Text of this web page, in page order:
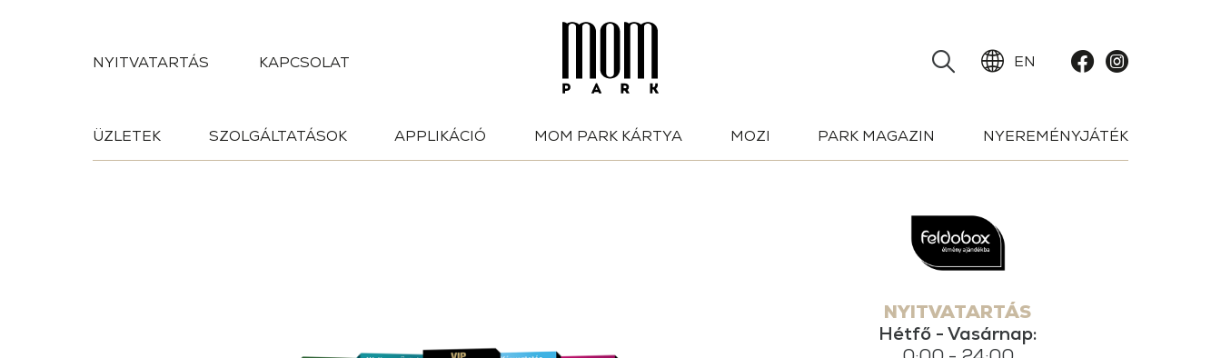
NYITVATARTÁS KAPCSOLAT EN
ÜZLETEK SZOLGÁLTATÁSOK APPLIKÁCIÓ MOM PARK KÁRTYA MOZI PARK MAGAZIN NYEREMÉNYJÁTÉK
NYITVATARTÁS
Hétfő - Vasárnap: